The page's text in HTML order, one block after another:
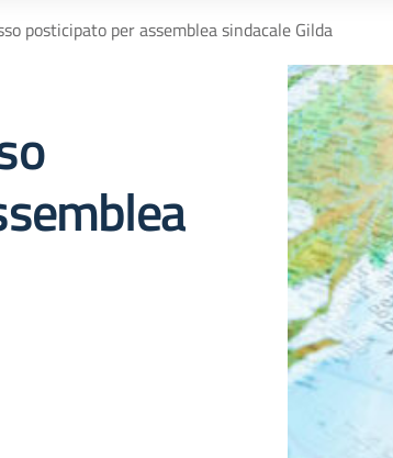
posticipato per assemblea sindacale Gilda